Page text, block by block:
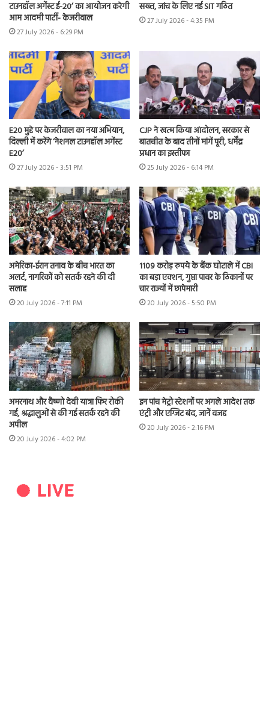
टाउनहॉल अगेंस्ट ई-20’ का आयोजन करेगी
आम आदमी पार्टी- केजरीवाल
27 July 2026 - 6:29 PM
सख्त, जांच के लिए नई SIT गठित
27 July 2026 - 4:35 PM
E20 मुद्दे पर केजरीवाल का नया अभियान,
दिल्ली में करेंगे ‘नेशनल टाउनहॉल अगेंस्ट
E20’
27 July 2026 - 3:51 PM
CJP ने खत्म किया आंदोलन, सरकार से
बातचीत के बाद तीनों मांगें पूरी, धर्मेंद्र
प्रधान का इस्तीफा
25 July 2026 - 6:14 PM
अमेरिका-ईरान तनाव के बीच भारत का
अलर्ट, नागरिकों को सतर्क रहने की दी
सलाह
20 July 2026 - 7:11 PM
1109 करोड़ रुपये के बैंक घोटाले में CBI
का बड़ा एक्शन, गुप्ता पावर के ठिकानों पर
चार राज्यों में छापेमारी
20 July 2026 - 5:50 PM
अमरनाथ और वैष्णो देवी यात्रा फिर रोकी
गई, श्रद्धालुओं से की गई सतर्क रहने की
अपील
20 July 2026 - 4:02 PM
इन पांच मेट्रो स्टेशनों पर अगले आदेश तक
एंट्री और एग्जिट बंद, जानें वजह
20 July 2026 - 2:16 PM